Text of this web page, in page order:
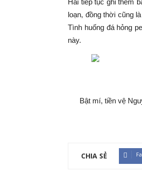
Hải tiếp tục ghi thêm
loạn, đồng thời cũng
Tình huống đá hỏng
này.
Bật mí, tiền vệ
CHIA SẺ